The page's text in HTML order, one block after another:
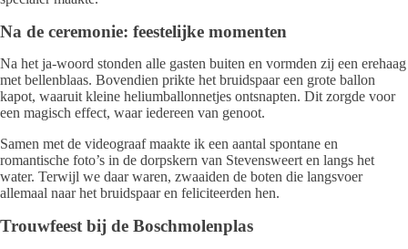
Na de ceremonie: feestelijke momenten
Na het ja-woord stonden alle gasten buiten en vormden zij een erehaag
met bellenblaas. Bovendien prikte het bruidspaar een grote ballon
kapot, waaruit kleine heliumballonnetjes ontsnapten. Dit zorgde voor
een magisch effect, waar iedereen van genoot.
Samen met de videograaf maakte ik een aantal spontane en
romantische foto’s in de dorpskern van Stevensweert en langs het
water. Terwijl we daar waren, zwaaiden de boten die langsvoer
allemaal naar het bruidspaar en feliciteerden hen.
Trouwfeest bij de Boschmolenplas